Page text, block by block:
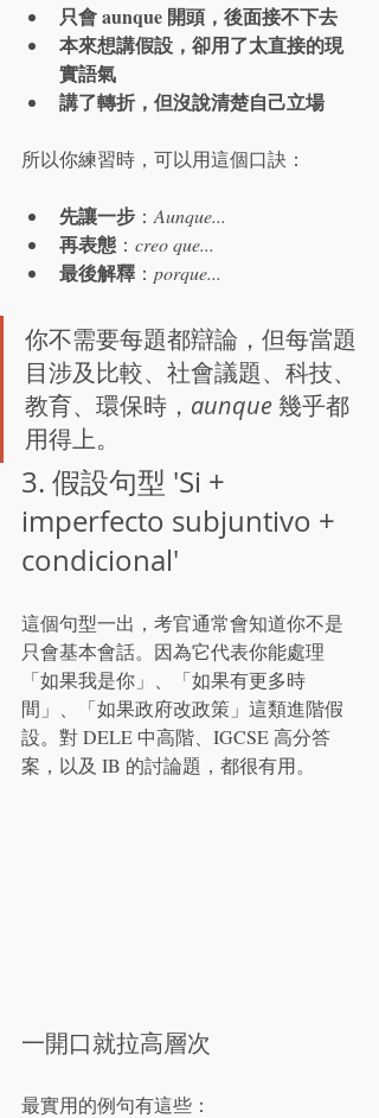
只會 aunque 開頭，後面接不下去
本來想講假設，卻用了太直接的現
實語氣
講了轉折，但沒說清楚自己立場
所以你練習時，可以用這個口訣：
先讓一步 ： Aunque...
再表態 ： creo que...
最後解釋 ： porque...
你不需要每題都辯論，但每當題
目涉及比較、社會議題、科技、
教育、環保時， aunque 幾乎都
用得上。
3. 假設句型 'Si +
imperfecto subjuntivo +
condicional'
這個句型一出，考官通常會知道你不是
只會基本會話。因為它代表你能處理
「如果我是你」、「如果有更多時
間」、「如果政府改政策」這類進階假
設。對 DELE 中高階、IGCSE 高分答
案，以及 IB 的討論題，都很有用。
一開口就拉高層次
最實用的例句有這些：